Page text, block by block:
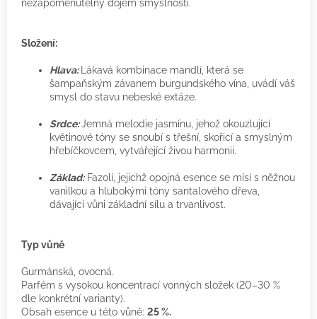
nezapomenutelný dojem smyslnosti.
Složení:
Hlava:
Lákavá kombinace mandlí, která se
šampaňským závanem burgundského vína, uvádí váš
smysl do stavu nebeské extáze.
Srdce:Jemná melodie jasmínu, jehož okouzlující
květinové tóny se snoubí s třešní, skořicí a smyslným
hřebíčkovcem, vytvářející živou harmonii.
Základ:Fazolí, jejichž opojná esence se mísí s něžnou
vanilkou a hlubokými tóny santalového dřeva,
dávající vůni základní sílu a trvanlivost.
Typ vůně
Gurmánská, ovocná.
Parfém s vysokou koncentrací vonných složek (20–30 %
dle konkrétní varianty).
Obsah esence u této vůně: 25 %.